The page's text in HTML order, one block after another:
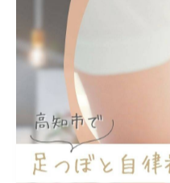
「足つぼ」「内臓整体」
を組み合わせた施術で
頑張る女性の身体を“土台
元気にするお手伝いをして
解剖生理学に基づいたア
身体の仕組みからじっく